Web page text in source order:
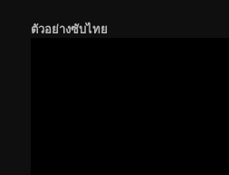
ตัวอย่างซับไทย